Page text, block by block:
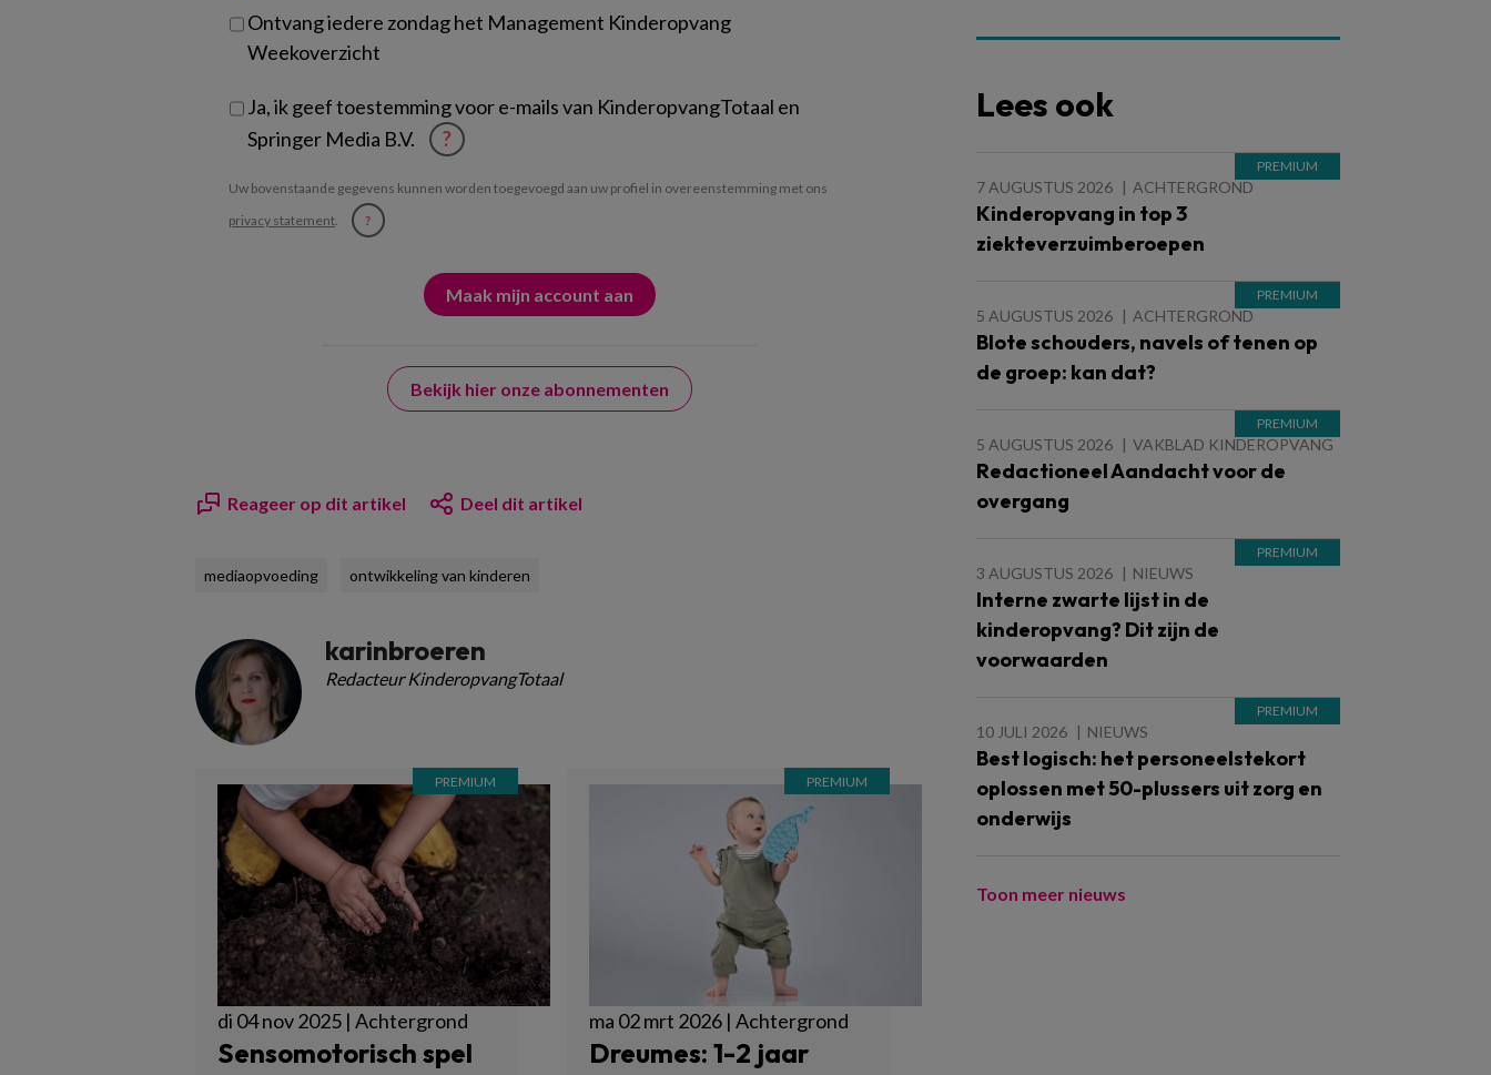
Ontvang iedere zondag het Management Kinderopvang
Weekoverzicht
Ja, ik geef toestemming voor e-mails van KinderopvangTotaal en
Springer Media B.V.
?
Uw bovenstaande gegevens kunnen worden toegevoegd aan uw profiel in overeenstemming met ons
privacy statement. ?
Bekijk hier onze abonnementen
Reageer op dit artikel Deel dit artikel
mediaopvoeding ontwikkeling van kinderen
karinbroeren
Redacteur KinderopvangTotaal
di 04 nov 2025 | Achtergrond
Sensomotorisch spel
ma 02 mrt 2026 | Achtergrond
Dreumes: 1-2 jaar
Lees ook
7 AUGUSTUS 2026 ACHTERGROND
Kinderopvang in top 3
ziekteverzuimberoepen
5 AUGUSTUS 2026 ACHTERGROND
Blote schouders, navels of tenen op
de groep: kan dat?
5 AUGUSTUS 2026 VAKBLAD KINDEROPVANG
Redactioneel Aandacht voor de
overgang
3 AUGUSTUS 2026 NIEUWS
Interne zwarte lijst in de
kinderopvang? Dit zijn de
voorwaarden
10 JULI 2026 NIEUWS
Best logisch: het personeelstekort
oplossen met 50-plussers uit zorg en
onderwijs
Toon meer nieuws